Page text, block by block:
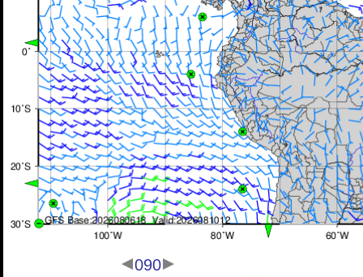
090